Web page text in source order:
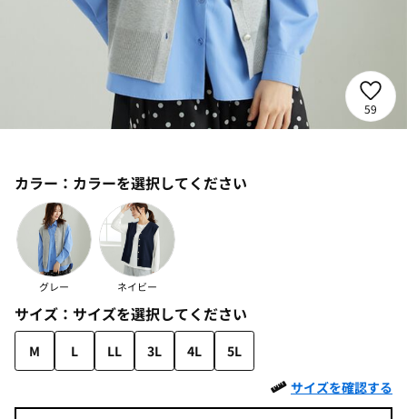
59
カラー： カラーを選択してください
グレー ネイビー
サイズ： サイズを選択してください
M L LL 3L 4L
5L
サイズを確認する